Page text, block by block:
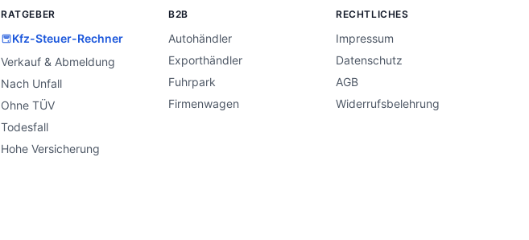
RATGEBER
Kfz-Steuer-Rechner
Verkauf & Abmeldung
Nach Unfall
Ohne TÜV
Todesfall
Hohe Versicherung
B2B
Autohändler
Exporthändler
Fuhrpark
Firmenwagen
RECHTLICHES
Impressum
Datenschutz
AGB
Widerrufsbelehrung